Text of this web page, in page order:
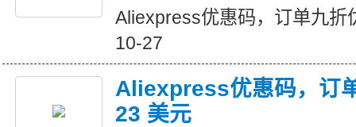
Aliexpress优惠码，订单九折
10-27
Aliexpress优惠码，订
23 美元